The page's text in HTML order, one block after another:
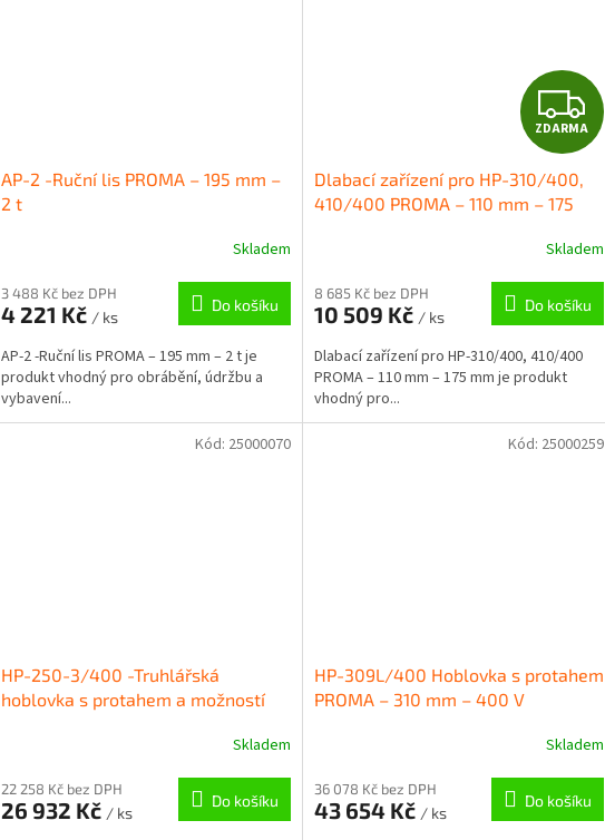
AP-2 -Ruční lis PROMA – 195 mm –
2 t
Skladem
3 488 Kč bez DPH
4 221 Kč / ks
Do košíku
AP-2 -Ruční lis PROMA – 195 mm – 2 t je
produkt vhodný pro obrábění, údržbu a
vybavení...
Z
D
R
M
A
ZDARMA
Dlabací zařízení pro HP-310/400,
410/400 PROMA – 110 mm – 175
Skladem
8 685 Kč bez DPH
10 509 Kč / ks
Do košíku
Dlabací zařízení pro HP-310/400, 410/400
PROMA – 110 mm – 175 mm je produkt
vhodný pro...
HP-250-3/400 -Truhlářská
hoblovka s protahem a možností
Skladem
22 258 Kč bez DPH
26 932 Kč / ks
Do košíku
Kód: 25000070
HP-309L/400 Hoblovka s protahem
PROMA – 310 mm – 400 V
Skladem
36 078 Kč bez DPH
43 654 Kč / ks
Do košíku
Kód: 25000259